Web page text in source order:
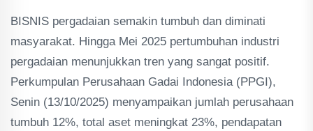
Loading PDF 36% ...
BISNIS pergadaian semakin tumbuh dan diminati
masyarakat. Hingga Mei 2025 pertumbuhan industri
pergadaian menunjukkan tren yang sangat positif.
Perkumpulan Perusahaan Gadai Indonesia (PPGI),
Senin (13/10/2025) menyampaikan jumlah perusahaan
tumbuh 12%, total aset meningkat 23%, pendapatan